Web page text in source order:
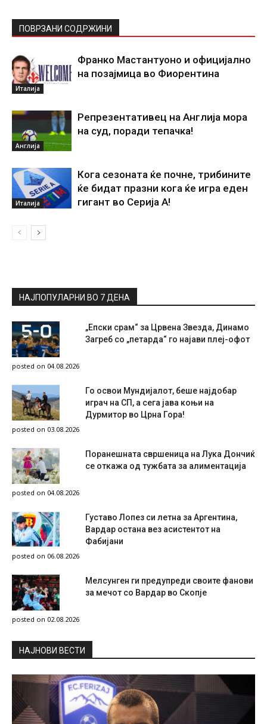
ПОВРЗАНИ СОДРЖИНИ
Италија
Франко Мастантуоно и официјално
на позајмица во Фиорентина
Англија
Репрезентативец на Англија мора
на суд, поради тепачка!
Италија
Кога сезоната ќе почне, трибините
ќе бидат празни кога ќе игра еден
гигант во Серија А!
НАЈПОПУЛАРНИ ВО 7 ДЕНА
„Епски срам“ за Црвена Звезда, Динамо
Загреб со „петарда“ го најави плеј-офот
posted on 04.08.2026
Го освои Мундијалот, беше најдобар
играч на СП, а сега јава коњи на
Дурмитор во Црна Гора!
posted on 03.08.2026
Поранешната свршеница на Лука Дончиќ
се откажа од тужбата за алиментација
posted on 04.08.2026
Густаво Лопез си летна за Аргентина,
Вардар остана вез асистентот на
Фабијани
posted on 06.08.2026
Мелсунген ги предупреди своите фанови
за мечот со Вардар во Скопје
posted on 02.08.2026
НAЈНОВИ ВЕСТИ